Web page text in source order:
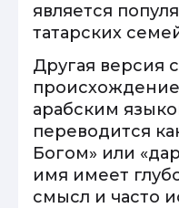
является
татарских
Другая версия
арабским
переводится
Богом» или
имя имеет
смысл и часто